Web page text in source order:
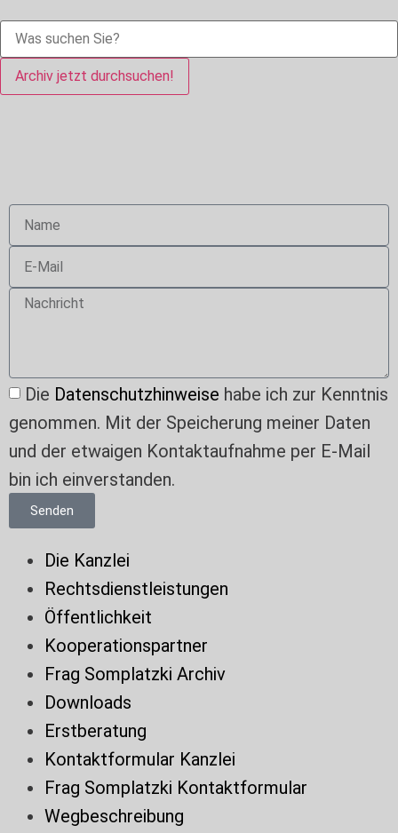
Archiv jetzt durchsuchen!
Die Datenschutzhinweise habe ich zur Kenntnis
genommen. Mit der Speicherung meiner Daten
und der etwaigen Kontaktaufnahme per E-Mail
bin ich einverstanden.
Senden
Die Kanzlei
Rechtsdienstleistungen
Öffentlichkeit
Kooperationspartner
Frag Somplatzki Archiv
Downloads
Erstberatung
Kontaktformular Kanzlei
Frag Somplatzki Kontaktformular
Wegbeschreibung